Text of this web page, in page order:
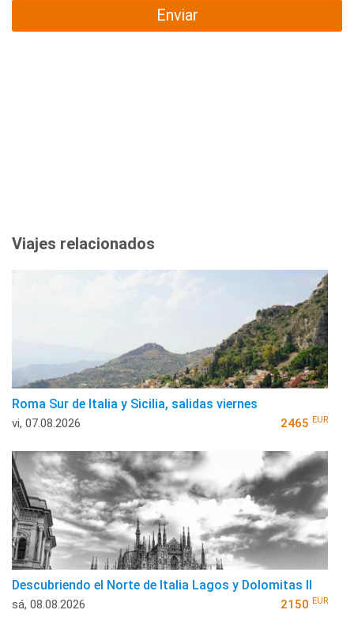
Enviar
Viajes relacionados
Roma Sur de Italia y Sicilia, salidas viernes
vi, 07.08.2026 2465 EUR
Descubriendo el Norte de Italia Lagos y Dolomitas II
sá, 08.08.2026 2150 EUR